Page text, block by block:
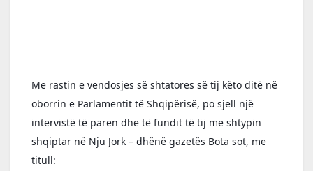
Me rastin e vendosjes së shtatores së tij këto ditë në
oborrin e Parlamentit të Shqipërisë, po sjell një
intervistë të paren dhe të fundit të tij me shtypin
shqiptar në Nju Jork – dhënë gazetës Bota sot, me
titull: